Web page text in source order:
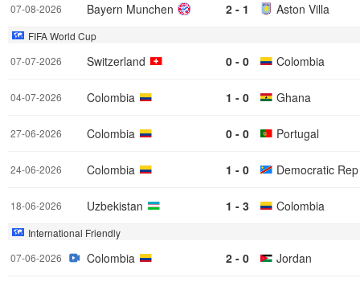
07-08-2026
Bayern Munchen 2 - 1 Aston Villa
FIFA World Cup
07-07-2026
Switzerland 0 - 0 Colombia
04-07-2026 Colombia 1 - 0 Ghana
27-06-2026 Colombia 0 - 0 Portugal
24-06-2026 Colombia 1 - 0
18-06-2026 Uzbekistan 1 - 3 Colombia
International Friendly
07-06-2026
Colombia 2 - 0 Jordan